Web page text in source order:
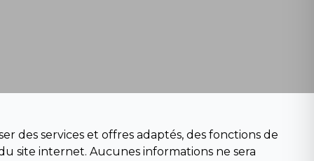
des services et offres adaptés, des fonctions de
site internet. Aucunes informations ne sera